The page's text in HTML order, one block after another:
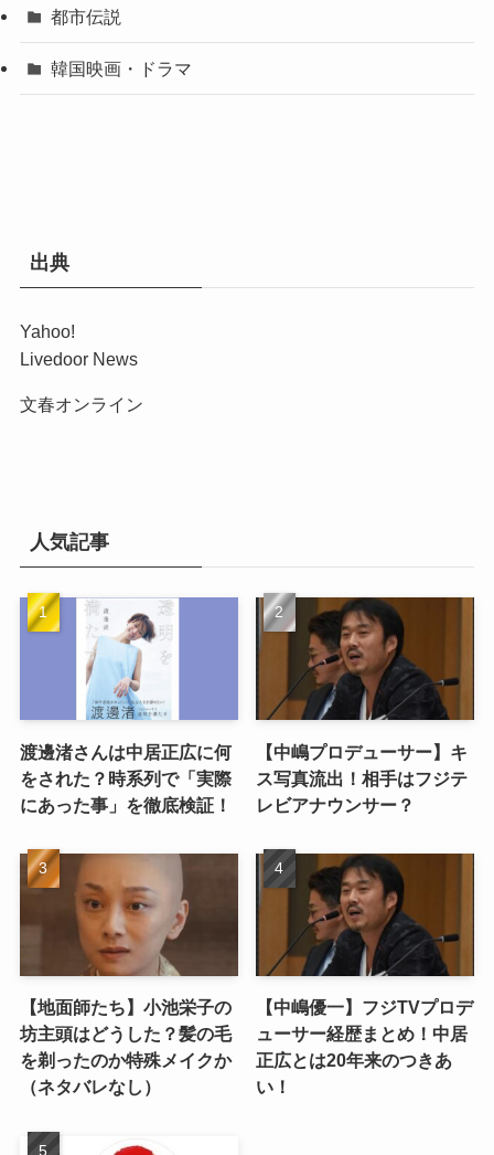
都市伝説
韓国映画・ドラマ
出典
Yahoo!
Livedoor News
文春オンライン
人気記事
渡邊渚さんは中居正広に何
をされた？時系列で「実際
にあった事」を徹底検証！
【中嶋プロデューサー】キ
ス写真流出！相手はフジテ
レビアナウンサー？
【地面師たち】小池栄子の
坊主頭はどうした？髪の毛
を剃ったのか特殊メイクか
（ネタバレなし）
【中嶋優一】フジTVプロデ
ューサー経歴まとめ！中居
正広とは20年来のつきあ
い！